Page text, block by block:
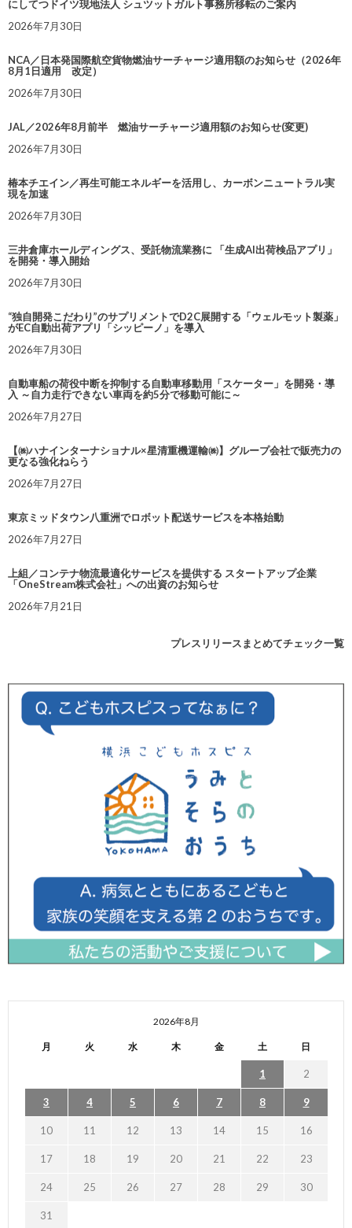
にしてつドイツ現地法人 シュツットガルト事務所移転のご案内
2026年7月30日
NCA／日本発国際航空貨物燃油サーチャージ適用額のお知らせ（2026年
8月1日適用 改定）
2026年7月30日
JAL／2026年8月前半 燃油サーチャージ適用額のお知らせ(変更)
2026年7月30日
椿本チエイン／再生可能エネルギーを活用し、カーボンニュートラル実
現を加速
2026年7月30日
三井倉庫ホールディングス、受託物流業務に 「生成AI出荷検品アプリ」
を開発・導入開始
2026年7月30日
“独自開発こだわり”のサプリメントでD2C展開する「ウェルモット製薬」
がEC自動出荷アプリ「シッピーノ」を導入
2026年7月30日
自動車船の荷役中断を抑制する自動車移動用「スケーター」を開発・導
入 ～自力走行できない車両を約5分で移動可能に～
2026年7月27日
【㈱ハナインターナショナル×星清重機運輸㈱】グループ会社で販売力の
更なる強化ねらう
2026年7月27日
東京ミッドタウン八重洲でロボット配送サービスを本格始動
2026年7月27日
上組／コンテナ物流最適化サービスを提供する スタートアップ企業
「OneStream株式会社」への出資のお知らせ
2026年7月21日
プレスリリースまとめてチェック一覧
2026年8月
月 火 水 木 金 土 日
1 2
3 4 5 6 7 8 9
10 11 12 13 14 15 16
17 18 19 20 21 22 23
24 25 26 27 28 29 30
31